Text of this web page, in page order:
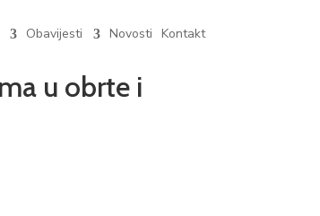
Obavijesti Novosti Kontakt
u obrte i